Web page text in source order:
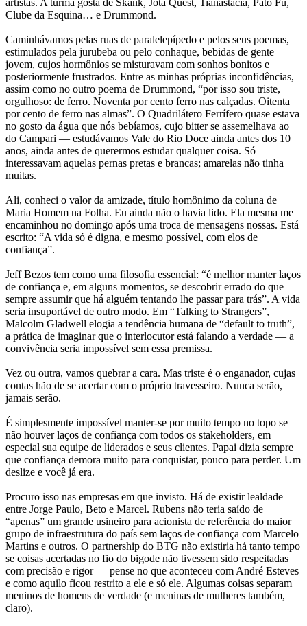
artistas. A turma gosta de Skank, Jota Quest, Tianastácia, Pato Fu,
Clube da Esquina… e Drummond.
Caminhávamos pelas ruas de paralelepípedo e pelos seus poemas,
estimulados pela jurubeba ou pelo conhaque, bebidas de gente
jovem, cujos hormônios se misturavam com sonhos bonitos e
posteriormente frustrados. Entre as minhas próprias inconfidências,
assim como no outro poema de Drummond, “por isso sou triste,
orgulhoso: de ferro. Noventa por cento ferro nas calçadas. Oitenta
por cento de ferro nas almas”. O Quadrilátero Ferrífero quase estava
no gosto da água que nós bebíamos, cujo bitter se assemelhava ao
do Campari — estudávamos Vale do Rio Doce ainda antes dos 10
anos, ainda antes de querermos estudar qualquer coisa. Só
interessavam aquelas pernas pretas e brancas; amarelas não tinha
muitas.
Ali, conheci o valor da amizade, título homônimo da coluna de
Maria Homem na Folha. Eu ainda não o havia lido. Ela mesma me
encaminhou no domingo após uma troca de mensagens nossas. Está
escrito: “A vida só é digna, e mesmo possível, com elos de
confiança”.
Jeff Bezos tem como uma filosofia essencial: “é melhor manter laços
de confiança e, em alguns momentos, se descobrir errado do que
sempre assumir que há alguém tentando lhe passar para trás”. A vida
seria insuportável de outro modo. Em “Talking to Strangers”,
Malcolm Gladwell elogia a tendência humana de “default to truth”,
a prática de imaginar que o interlocutor está falando a verdade — a
convivência seria impossível sem essa premissa.
Vez ou outra, vamos quebrar a cara. Mas triste é o enganador, cujas
contas hão de se acertar com o próprio travesseiro. Nunca serão,
jamais serão.
É simplesmente impossível manter-se por muito tempo no topo se
não houver laços de confiança com todos os stakeholders, em
especial sua equipe de liderados e seus clientes. Papai dizia sempre
que confiança demora muito para conquistar, pouco para perder. Um
deslize e você já era.
Procuro isso nas empresas em que invisto. Há de existir lealdade
entre Jorge Paulo, Beto e Marcel. Rubens não teria saído de
“apenas” um grande usineiro para acionista de referência do maior
grupo de infraestrutura do país sem laços de confiança com Marcelo
Martins e outros. O partnership do BTG não existiria há tanto tempo
se coisas acertadas no fio do bigode não tivessem sido respeitadas
com precisão e rigor — pense no que aconteceu com André Esteves
e como aquilo ficou restrito a ele e só ele. Algumas coisas separam
meninos de homens de verdade (e meninas de mulheres também,
claro).